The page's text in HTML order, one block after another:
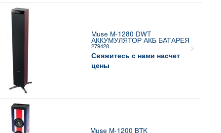
Muse M-1280 DWT
АККУМУЛЯТОР АКБ БАТАРЕЯ
279428
Свяжитесь с нами насчет
цены
Muse M-1200 BTK